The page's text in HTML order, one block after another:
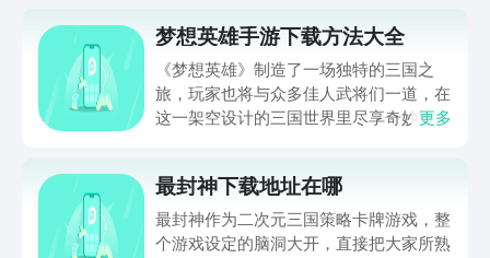
梦想英雄手游下载方法大全
《梦想英雄》制造了一场独特的三国之
旅，玩家也将与众多佳人武将们一道，在
这一架空设计的三国世界里尽享奇妙冒
为玩家们带来，通过它就可以体验到超级
畅快的三国冒险，想入坑这一作品的玩家
还请不要错过。
更多
最封神下载地址在哪
最封神作为二次元三国策略卡牌游戏，整
个游戏设定的脑洞大开，直接把大家所熟